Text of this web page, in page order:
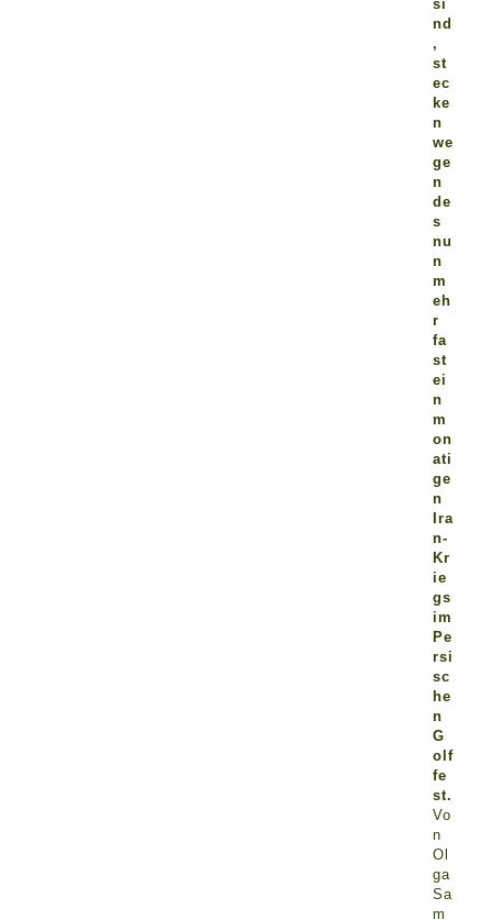
si
nd
,
st
ec
ke
n
we
ge
n
de
s
nu
n
m
eh
r
fa
st
ei
n
m
on
ati
ge
n
Ira
n-
Kr
ie
gs
im
Pe
rsi
sc
he
n
G
olf
fe
st.
Vo
n
Ol
ga
Sa
m